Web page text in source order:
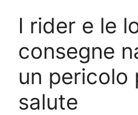
I rider e le
consegne
un pericolo
salute